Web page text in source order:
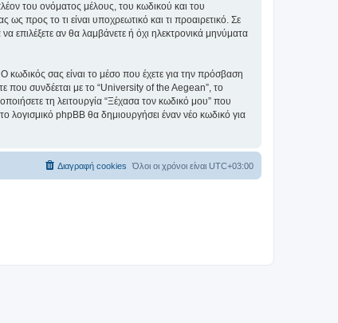
του ονόματος μέλους, του κωδικού και του
προς το τι είναι υποχρεωτικό και τι προαιρετικό. Σε
επιλέξετε αν θα λαμβάνετε ή όχι ηλεκτρονικά μηνύματα
κωδικός σας είναι το μέσο που έχετε για την πρόσβαση
που συνδέεται με το “University of the Aegean”, το
τη λειτουργία “Ξέχασα τον κωδικό μου” που
λογισμικό phpBB θα δημιουργήσει έναν νέο κωδικό για
Όλοι οι χρόνοι είναι UTC+03:00
Διαγραφή cookies